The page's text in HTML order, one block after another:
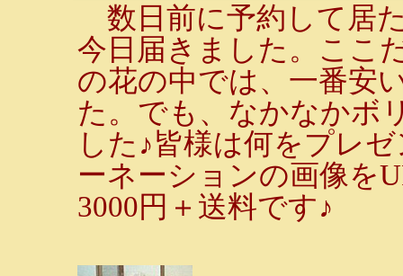
数日前に予約して居
今日届きました。ここ
の花の中では、一番安
た。でも、なかなかボ
した♪皆様は何をプレ
ーネーションの画像を
3000円＋送料です♪